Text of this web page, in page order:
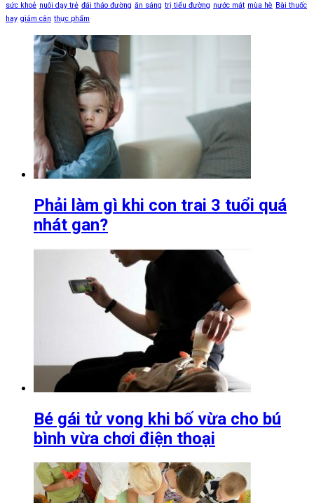
sức khoẻ nuôi dạy trẻ đái tháo đường ăn sáng trị tiểu đường nước mát mùa hè Bài thuốc
hay giảm cân thực phẩm
Phải làm gì khi con trai 3 tuổi quá
nhát gan?
Bé gái tử vong khi bố vừa cho bú
bình vừa chơi điện thoại